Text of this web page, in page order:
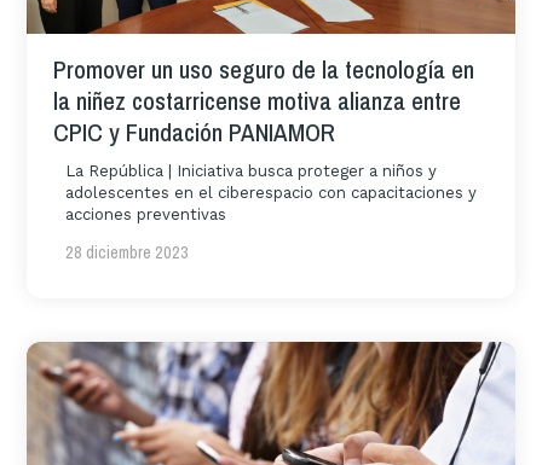
Promover un uso seguro de la tecnología en
la niñez costarricense motiva alianza entre
CPIC y Fundación PANIAMOR
La República | Iniciativa busca proteger a niños y
adolescentes en el ciberespacio con capacitaciones y
acciones preventivas
28 diciembre 2023